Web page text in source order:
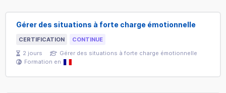
Gérer des situations à forte charge émotionnelle
CERTIFICATION
CONTINUE
2 jours
Gérer des situations à forte charge émotionnelle
Formation en